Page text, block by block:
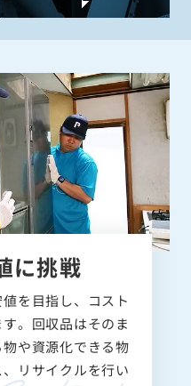
に挑戦
を目指し、コスト
。回収品はそのま
や資源化できる物
リサイクルを行い